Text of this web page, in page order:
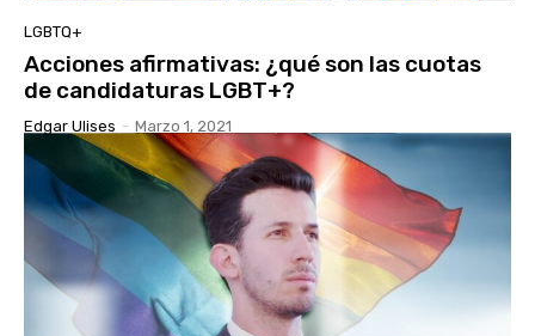
LGBTQ+
Acciones afirmativas: ¿qué son las cuotas
de candidaturas LGBT+?
Edgar Ulises - Marzo 1, 2021